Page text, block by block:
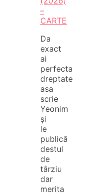
–
CARTE
Da
exact
ai
perfecta
dreptate
asa
scrie
Yeonim
și
le
publică
destul
de
târziu
dar
merita